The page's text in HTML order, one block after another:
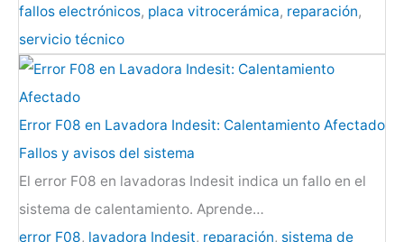
fallos electrónicos, placa vitrocerámica, reparación,
servicio técnico
Error F08 en Lavadora Indesit: Calentamiento Afectado
Fallos y avisos del sistema
El error F08 en lavadoras Indesit indica un fallo en el
sistema de calentamiento. Aprende…
error F08, lavadora Indesit, reparación, sistema de